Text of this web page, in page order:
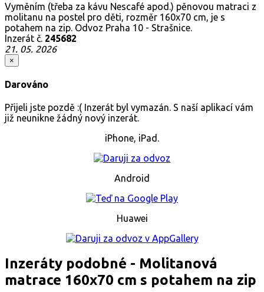
Vyměním (třeba za kávu Nescafé apod.) pěnovou matraci z
molitanu na postel pro děti, rozměr 160x70 cm, je s
potahem na zip. Odvoz Praha 10 - Strašnice.
Inzerát č. 245682
21. 05. 2026
×
Darováno
Přijeli jste pozdě :( Inzerát byl vymazán. S naší aplikací vám
již neunikne žádný nový inzerát.
iPhone, iPad.
Android
Huawei
Inzeráty podobné - Molitanová
matrace 160x70 cm s potahem na zip